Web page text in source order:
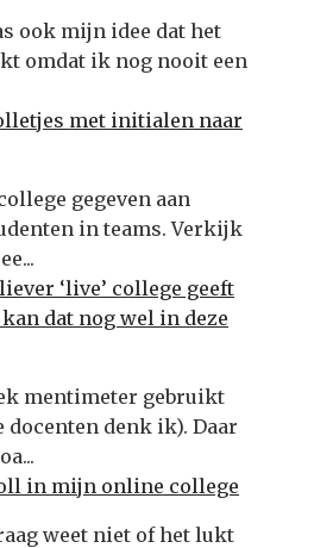
ook mijn idee dat het
omdat ik nog nooit een
met initialen naar
gegeven aan
in teams. Verkijk
‘live’ college geeft
dat nog wel in deze
mentimeter gebruikt
docenten denk ik). Daar
in mijn online college
weet niet of het lukt